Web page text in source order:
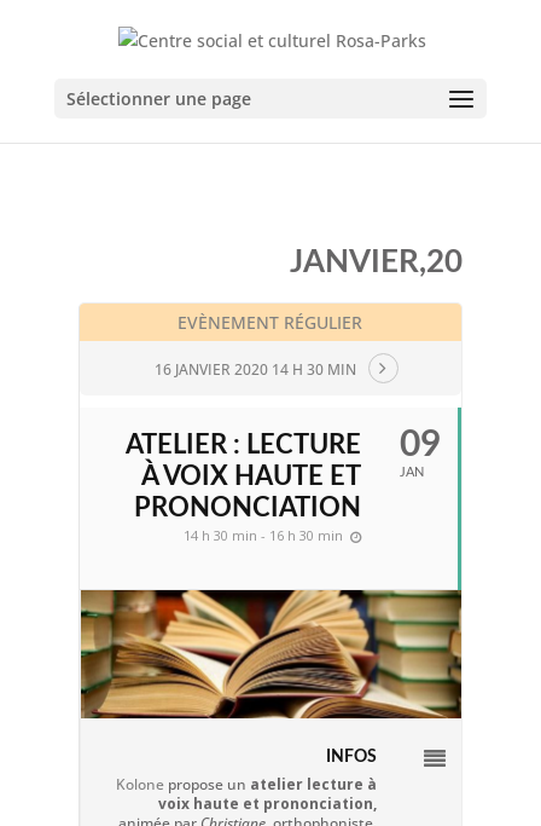
Sélectionner une page
JANVIER,20
EVÈNEMENT RÉGULIER
16 JANVIER 2020 14 H 30 MIN
09
JAN
ATELIER : LECTURE
À VOIX HAUTE ET
PRONONCIATION
14 h 30 min - 16 h 30 min
INFOS
Kolone propose un atelier lecture à
voix haute et prononciation,